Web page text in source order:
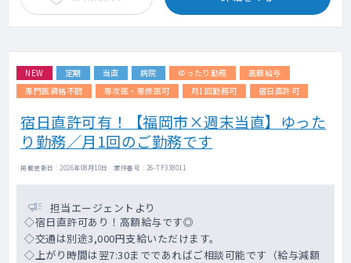
NEW 定期 当直 病院 ゆったり勤務
高額給与
専門医資格不問
専攻医・専修医可 月1回勤務可 宿日直許可
宿日直許可有！【福岡市×週末当直】ゆった
り勤務／月1回のご勤務です
掲載更新日 : 2026年08月10日 案件番号 : 26-TF338011
担当エージェントより
◇宿日直許可あり！高額給与です◎
◇交通は別途3,000円支給いただけます。
◇上がり時間は翌7:30までであればご相談可能です（給与減額